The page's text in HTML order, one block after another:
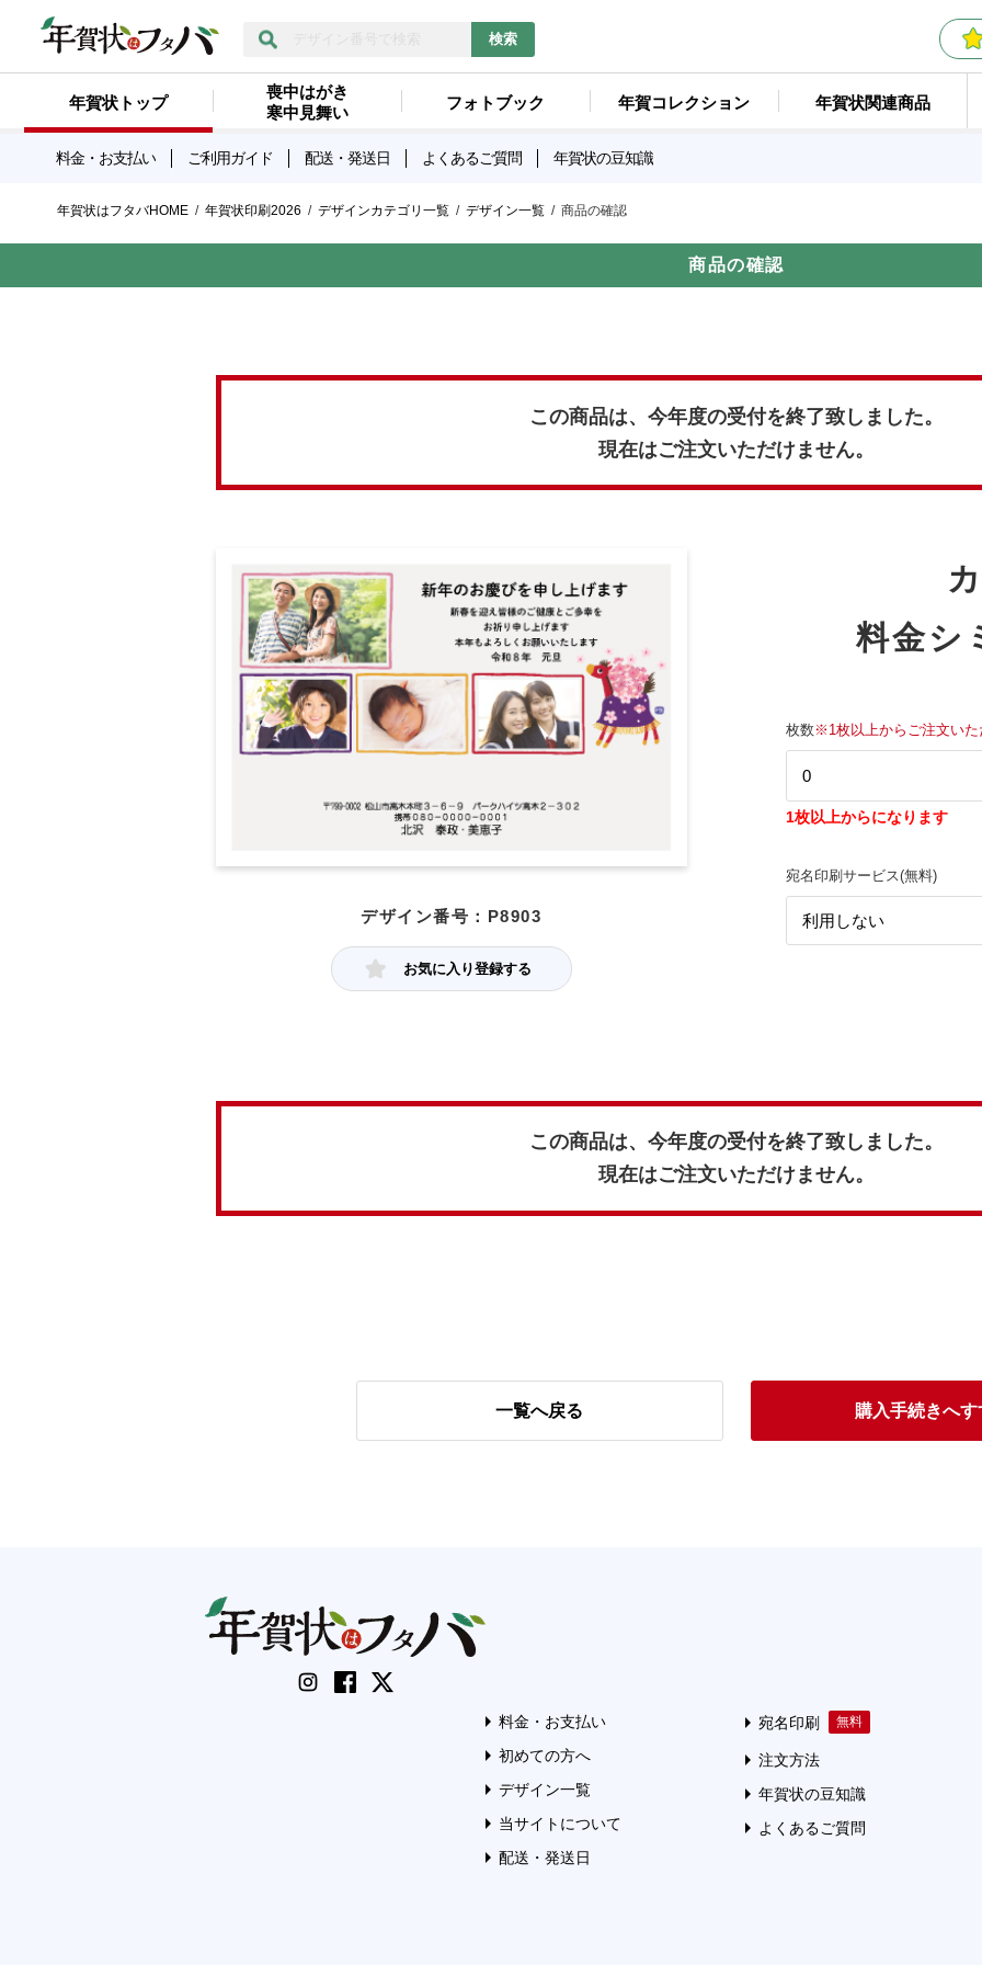
検索
年賀状トップ
喪中はがき
寒中見舞い
フォトブック 年賀コレクション 年賀状関連商品
料金・お支払い ご利用ガイド 配送・発送日 よくあるご質問 年賀状の豆知識
年賀状はフタバHOME 年賀状印刷2026 デザインカテゴリ一覧 デザイン一覧 商品の確認
商品の確認
この商品は、今年度の受付を終了致しました。
現在はご注文いただけません。
デザイン番号：P8903
お気に入り登録する
料金シ
枚数※1枚以上からご注文いた
1枚以上からになります
宛名印刷サービス(無料)
この商品は、今年度の受付を終了致しました。
現在はご注文いただけません。
購入手続きへす
一覧へ戻る
料金・お支払い
初めての方へ
デザイン一覧
当サイトについて
配送・発送日
宛名印刷
注文方法
年賀状の豆知識
よくあるご質問